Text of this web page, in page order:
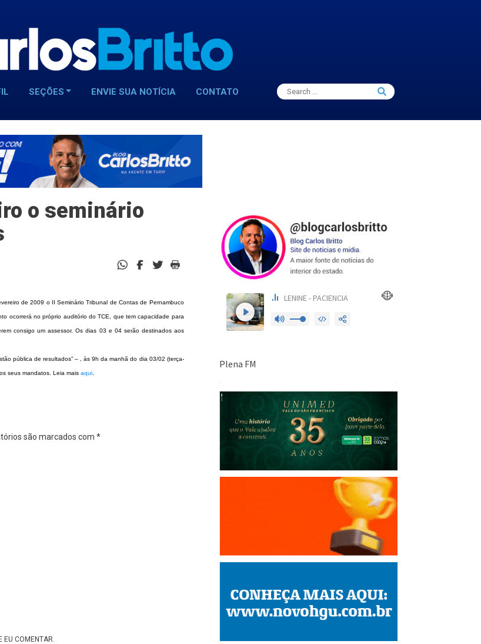
SEÇÕES ENVIE SUA NOTÍCIA CONTATO
Search
for:
Search
o seminário
de 2009 o II Seminário Tribunal de Contas de Pernambuco
ocorrerá no próprio auditório do TCE, que tem capacidade para
consigo um assessor. Os dias 03 e 04 serão destinados aos
pública de resultados” – , às 9h da manhã do dia 03/02 (terça-
seus mandatos. Leia mais aqui
são marcados com *
EU COMENTAR.